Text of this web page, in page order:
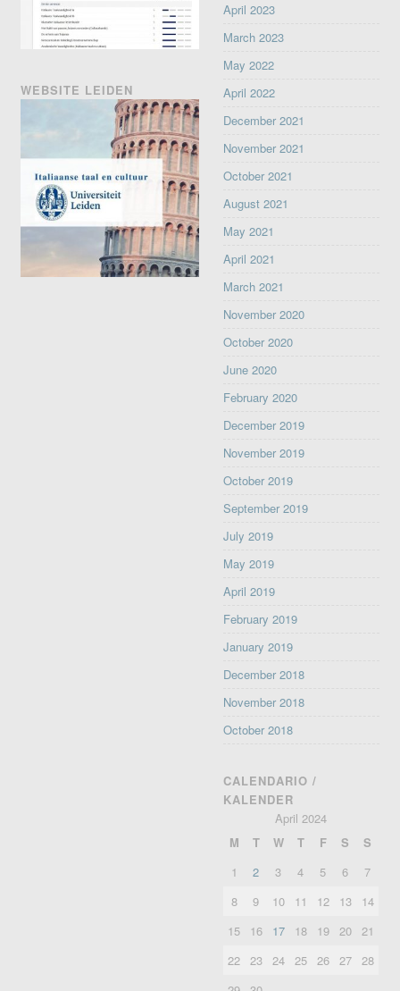
WEBSITE LEIDEN
April 2023
March 2023
May 2022
April 2022
December 2021
November 2021
October 2021
August 2021
May 2021
April 2021
March 2021
November 2020
October 2020
June 2020
February 2020
December 2019
November 2019
October 2019
September 2019
July 2019
May 2019
April 2019
February 2019
January 2019
December 2018
November 2018
October 2018
CALENDARIO /
KALENDER
April 2024
M
T W T F S
S
1
2 3 4 5 6
7
8
9 10 11 12 13
14
15
16 17 18 19 20 21
22 23 24 25 26 27 28